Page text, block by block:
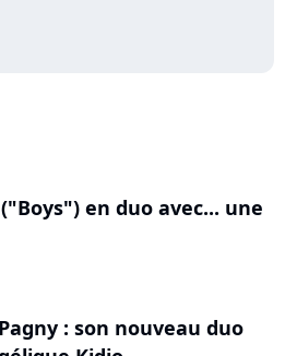
en duo avec... une
: son nouveau duo